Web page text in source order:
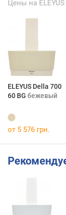
Цены на
ELEYUS Della 700
60 BG бежевый
от 5 576 грн.